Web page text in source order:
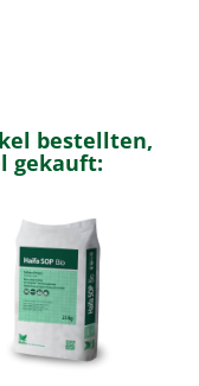
bestellten,
gekauft: